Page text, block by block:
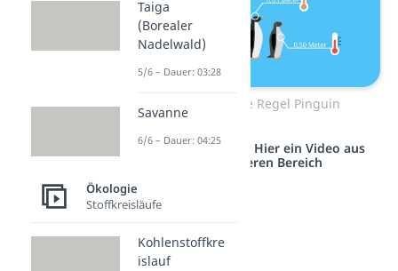
Bergmannsche Regel Pinguin
Studyflix vernetzt: Hier ein Video aus
einem anderen Bereich
Taiga
(Borealer
Nadelwald)
5/6 – Dauer: 03:28
Savanne
6/6 – Dauer: 04:25
Ökologie
Stoffkreisläufe
Kohlenstoffkre
islauf